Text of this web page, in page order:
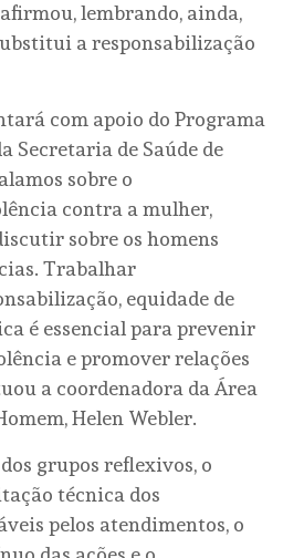
lembrando, ainda,
a responsabilização
com apoio do Programa
Secretaria de Saúde de
sobre o
contra a mulher,
sobre os homens
Trabalhar
equidade de
é essencial para prevenir
e promover relações
a coordenadora da Área
Helen Webler.
grupos reflexivos, o
técnica dos
pelos atendimentos, o